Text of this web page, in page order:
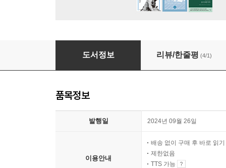
기후위기행동사전
도서정보 리뷰/한줄평 (4/1)
품목정보
발행일 2024년 09월 26일
이용안내
배송 없이 구매 후 바로 읽기
제한없음
TTS 가능